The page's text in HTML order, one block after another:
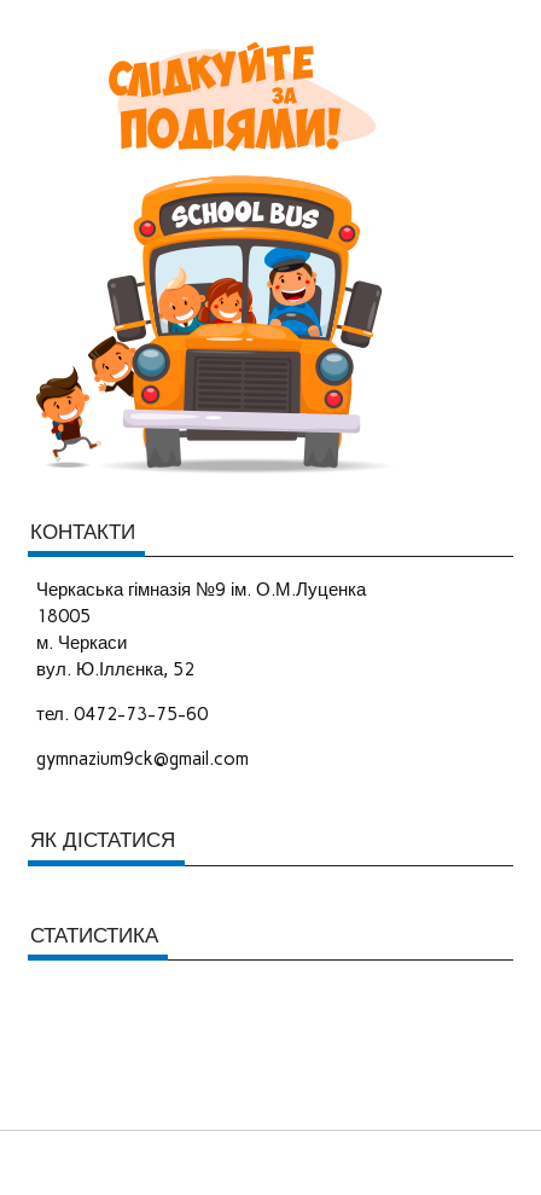
КОНТАКТИ
Черкаська гімназія №9 ім. О.М.Луценка
18005
м. Черкаси
вул. Ю.Іллєнка, 52
тел. 0472-73-75-60
gymnazium9ck@gmail.com
ЯК ДІСТАТИСЯ
СТАТИСТИКА